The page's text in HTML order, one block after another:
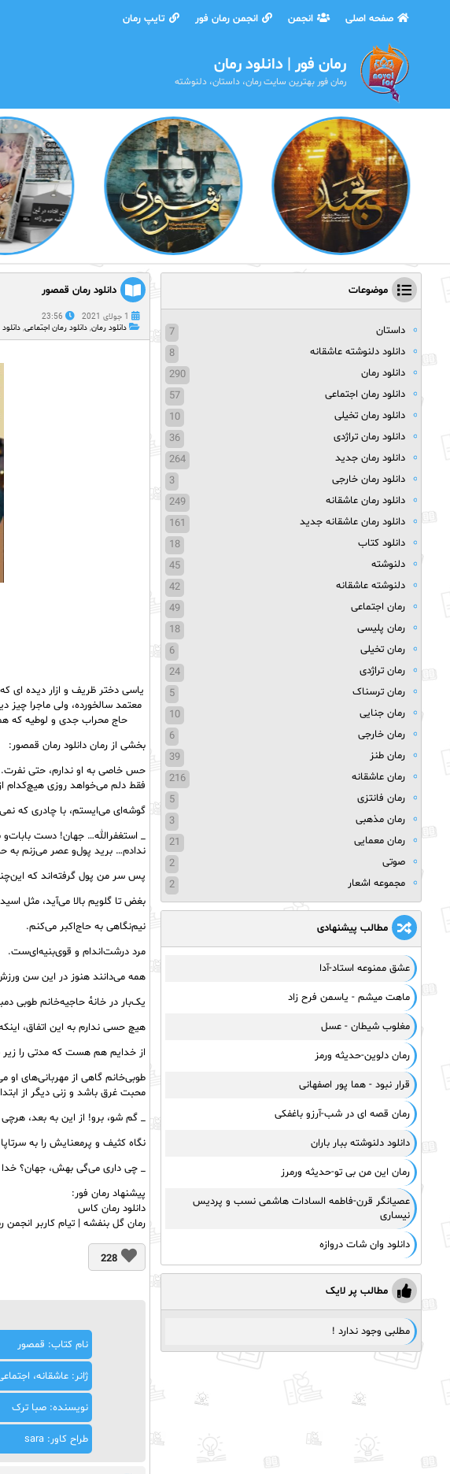
صفحه اصلی انجمن انجمن رمان فور تایپ رمان
رمان فور | دانلود رمان
رمان فور بهترین سایت رمان، داستان، دلنوشته
دانلود رمان قمصور
1 جولای 2021
23:56
دانلود رمان, دانلود رمان اجتماعی,
یاسی دختر ظریف و ازار دیده ای
معتمد سالخورده، ولی ماجرا چیز
حاج محراب جدی و لوطیه که
بخشی از رمان دانلود رمان قمصور:
حس خاصی به او ندارم، حتی نفرت.
فقط دلم می‌خواهد روزی هیچ‌کدام از
گوشه‌ای می‌ایستم، با چادری که
_ استغفرالله… جهان! دست بابات‌و
ندادم… برید پول‌و عصر می‌زنم به
پس سر من پول گرفته‌اند که
بغض تا گلویم بالا می‌آید، مثل
نیم‌نگاهی به حاج‌اکبر می‌کنم.
مرد درشت‌اندام و قوی‌بنیه‌ای‌ست.
همه می‌دانند هنوز در این سن
یک‌بار در خانه‌ٔ حاجیه‌خانم طوبی
هیچ حسی ندارم به این اتفاق،
از خدایم هم هست که مدتی را زیر
طوبی‌خانم گاهی از مهربانی‌های او
محبت غرق باشد و زنی دیگر از
_ گم شو، برو! از این به بعد،
نگاه کثیف و پرمعنایش را به
_ چی داری می‌گی بهش، جهان؟ خدا
پیشنهاد رمان فور:
دانلود رمان کاس
رمان گل بنفشه | تیام کاربر انجمن
228
نام کتاب: قمصور
ژانر: عاشقانه،
نویسنده: صبا ترک
طراح کاور: sara
موضوعات
داستان
7
دانلود دلنوشته عاشقانه
8
دانلود رمان
290
دانلود رمان اجتماعی
57
دانلود رمان تخیلی
10
دانلود رمان تراژدی
36
دانلود رمان جدید
264
دانلود رمان خارجی
3
دانلود رمان عاشقانه
249
دانلود رمان عاشقانه جدید
161
دانلود کتاب
18
دلنوشته
45
دلنوشته عاشقانه
42
رمان اجتماعی
49
رمان پلیسی
18
رمان تخیلی
6
رمان تراژدی
24
رمان ترسناک
5
رمان جنایی
10
رمان خارجی
6
رمان طنز
39
رمان عاشقانه
216
رمان فانتزی
5
رمان مذهبی
3
رمان معمایی
21
صوتی
2
مجموعه اشعار
2
مطالب پیشنهادی
عشق ممنوعه استاد-آدا
ماهت میشم - یاسمن فرح زاد
مغلوب شیطان - عسل
رمان دلوین-حدیثه ورمز
قرار نبود - هما پور اصفهانی
رمان قصه ای در شب-آرزو باغفکی
دانلود دلنوشته ببار باران
رمان این من بی تو-حدیثه ورمرز
عصیانگر قرن-فاطمه السادات هاشمی نسب و پردیس
نیساری
دانلود وان شات دروازه
مطالب پر لایک
مطلبی وجود ندارد !